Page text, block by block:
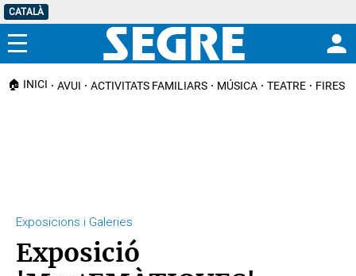
CATALÀ
Menú
🏠 INICI AVUI ACTIVITATS FAMILIARS MÚSICA TEATRE FIRES I
Exposicions i Galeries
Exposició